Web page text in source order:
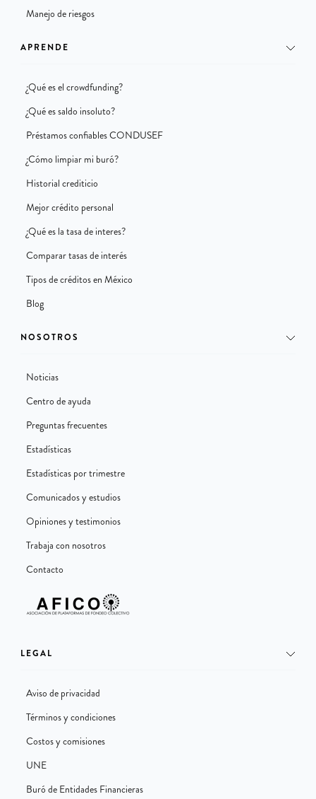
Manejo de riesgos
APRENDE
¿Qué es el crowdfunding?
¿Qué es saldo insoluto?
Préstamos confiables CONDUSEF
¿Cómo limpiar mi buró?
Historial crediticio
Mejor crédito personal
¿Qué es la tasa de interes?
Comparar tasas de interés
Tipos de créditos en México
Blog
NOSOTROS
Noticias
Centro de ayuda
Preguntas frecuentes
Estadísticas
Estadísticas por trimestre
Comunicados y estudios
Opiniones y testimonios
Trabaja con nosotros
Contacto
LEGAL
Aviso de privacidad
Términos y condiciones
Costos y comisiones
UNE
Buró de Entidades Financieras